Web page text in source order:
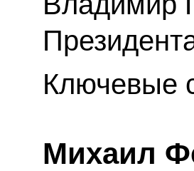
Ключевые
Михаил